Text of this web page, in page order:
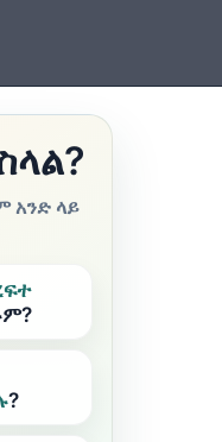
አንድ ላይ
?